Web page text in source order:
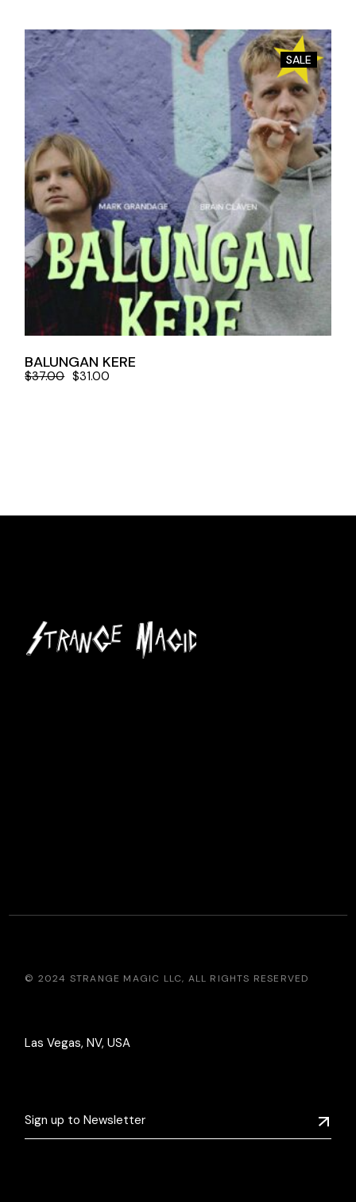
SALE
BALUNGAN KERE
$37.00 $31.00
© 2024 STRANGE MAGIC LLC, ALL RIGHTS RESERVED
Las Vegas, NV, USA